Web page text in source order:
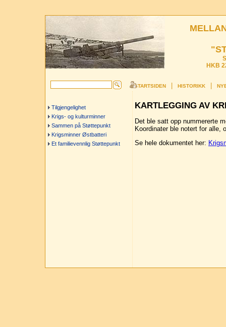
HKB
STARTSIDEN HISTORIKK
Tilgjengelighet
Krigs- og kulturminner
Sammen på Støttepunkt
Krigsminner Østbatteri
Et familievennlig Støttepunkt
KARTLEGGING AV
Det ble satt opp nummererte
Koordinater ble notert for alle,
Se hele dokumentet her: